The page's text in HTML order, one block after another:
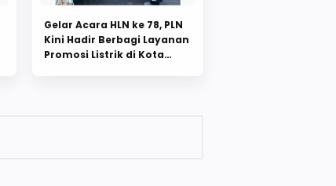
Gelar Acara HLN ke 78, PLN
Kini Hadir Berbagi Layanan
Promosi Listrik di Kota